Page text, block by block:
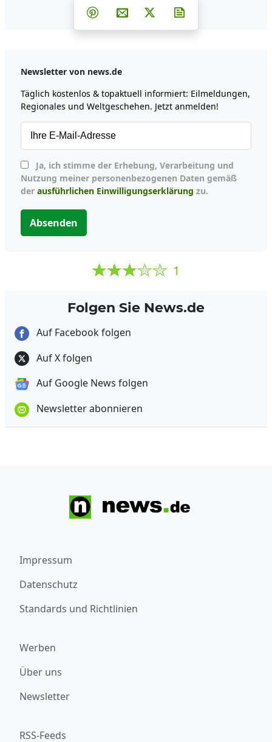
Teilen auf Facebook
Teilen auf Whatsapp
Teilen auf Telegram
Teilen auf Pinterest
Per E-Mail teilen
Post auf X
Newsletter von news.de
Täglich kostenlos & topaktuell informiert: Eilmeldungen,
Regionales und Weltgeschehen. Jetzt anmelden!
Nutzung meiner personenbezogenen Daten gemäß
der ausführlichen Einwilligungserklärung zu.
Absenden
1
Folgen Sie News.de
Auf Facebook folgen
Auf X folgen
Auf Google News folgen
Newsletter abonnieren
Impressum
Datenschutz
Standards und Richtlinien
Werben
Über uns
Newsletter
RSS-Feeds